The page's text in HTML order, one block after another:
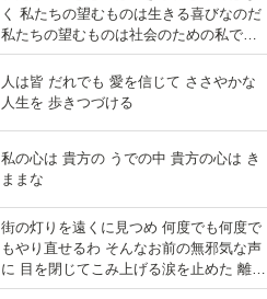
く 私たちの望むものは生きる喜びなのだ
私たちの望むものは社会のための私では
なく 私たちの望むものは私達のための社
会なのだ
人は皆 だれでも 愛を信じて ささやかな
人生を 歩きつづける
私の心は 貴方の うでの中 貴方の心は き
ままな
街の灯りを遠くに見つめ 何度でも何度で
もやり直せるわ そんなお前の無邪気な声
に 目を閉じてこみ上げる涙を止めた 離し
たくない離れたくない